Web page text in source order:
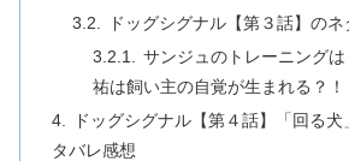
ドッグシグナル【第３話】の
サンジュのトレーニング
祐は飼い主の自覚が生まれる？！
ドッグシグナル【第４話】「回る
タバレ感想